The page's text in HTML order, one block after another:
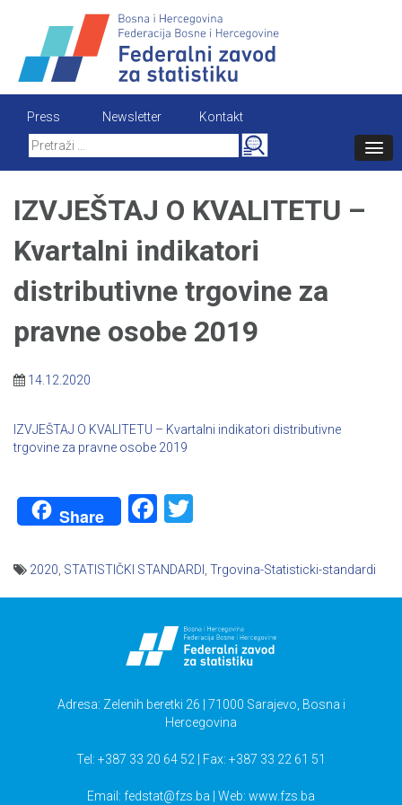
content
Press Newsletter
Kontakt
Search
for:
IZVJEŠTAJ O KVALITETU –
Kvartalni indikatori
distributivne trgovine za
pravne osobe 2019
14.12.2020
IZVJEŠTAJ O KVALITETU – Kvartalni indikatori distributivne
trgovine za pravne osobe 2019
Share Facebook
2020 STATISTIČKI STANDARDI Trgovina-Statisticki-standardi
Adresa: Zelenih beretki 26 | 71000 Sarajevo, Bosna i
Hercegovina
Tel: +387 33 20 64 52 | Fax: +387 33 22 61 51
Email: fedstat@fzs.ba | Web: www.fzs.ba